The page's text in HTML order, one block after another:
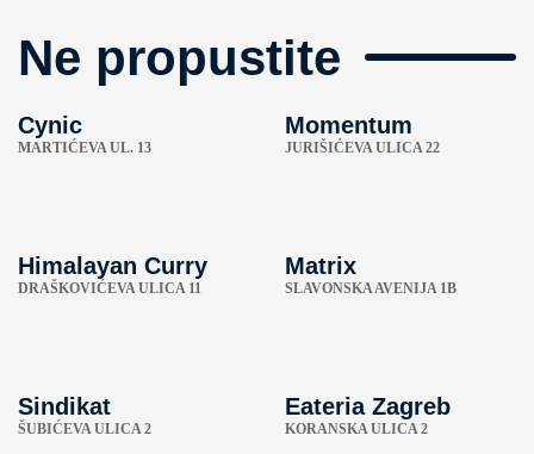
Ne propustite
Cynic
MARTIĆEVA UL. 13
Momentum
JURIŠIĆEVA ULICA 22
Himalayan Curry
DRAŠKOVIĆEVA ULICA 11
Matrix
SLAVONSKA AVENIJA 1B
Sindikat
ŠUBIĆEVA ULICA 2
Eateria Zagreb
KORANSKA ULICA 2